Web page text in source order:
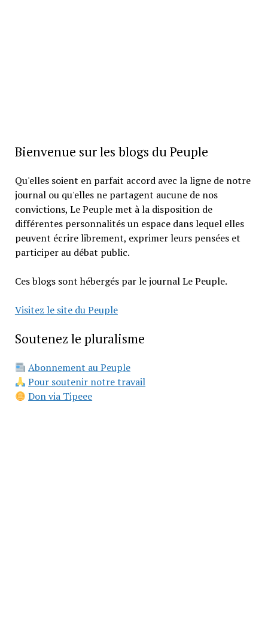
Bienvenue sur les blogs du Peuple
Qu'elles soient en parfait accord avec la ligne de notre
journal ou qu'elles ne partagent aucune de nos
convictions, Le Peuple met à la disposition de
différentes personnalités un espace dans lequel elles
peuvent écrire librement, exprimer leurs pensées et
participer au débat public.
Ces blogs sont hébergés par le journal Le Peuple.
Visitez le site du Peuple
Soutenez le pluralisme
Abonnement au Peuple
Pour soutenir notre travail
Don via Tipeee